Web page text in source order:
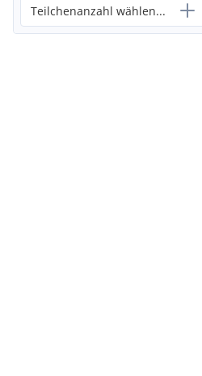
Teilchenanzahl wählen...